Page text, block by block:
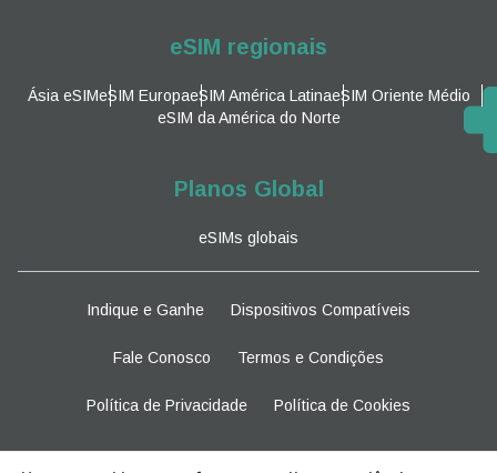
eSIM regionais
Ásia eSIMeSIM EuropaeSIM América LatinaeSIM Oriente Médio
eSIM da América do Norte
Planos Global
eSIMs globais
Indique e Ganhe Dispositivos Compatíveis
Fale Conosco Termos e Condições
Política de Privacidade Política de Cookies